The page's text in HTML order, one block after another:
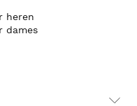
heren
dames